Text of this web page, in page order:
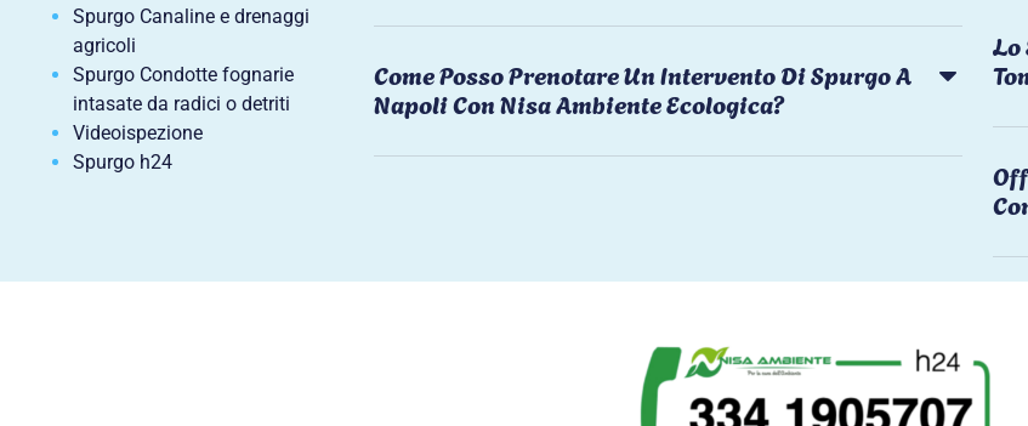
Spurgo Canaline e drenaggi
agricoli
Spurgo Condotte fognarie
intasate da radici o detriti
Videoispezione
Spurgo h24
Come Posso Prenotare Un Intervento Di Spurgo A
Napoli Con Nisa Ambiente Ecologica?
Lo